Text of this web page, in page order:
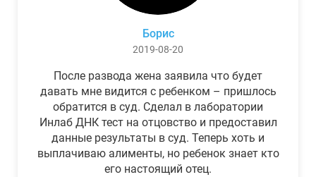
Борис
2019-08-20
После развода жена заявила что будет
давать мне видится с ребенком – пришлось
обратится в суд. Сделал в лаборатории
Инлаб ДНК тест на отцовство и предоставил
данные результаты в суд. Теперь хоть и
выплачиваю алименты, но ребенок знает кто
его настоящий отец.